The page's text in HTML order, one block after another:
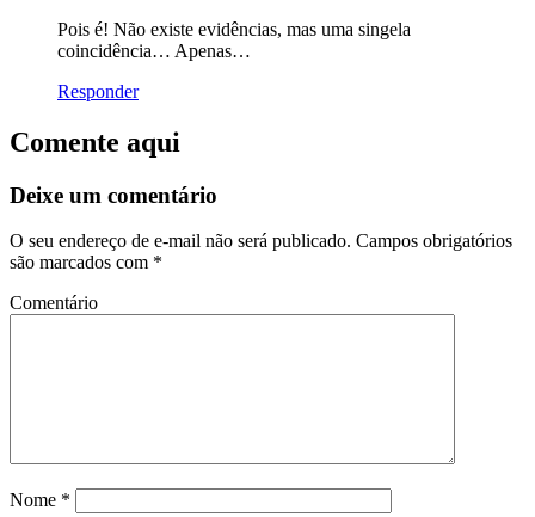
Pois é! Não existe evidências, mas uma singela
coincidência… Apenas…
Responder
Comente aqui
Deixe um comentário
O seu endereço de e-mail não será publicado. Campos obrigatórios
são marcados com *
Comentário
Nome *